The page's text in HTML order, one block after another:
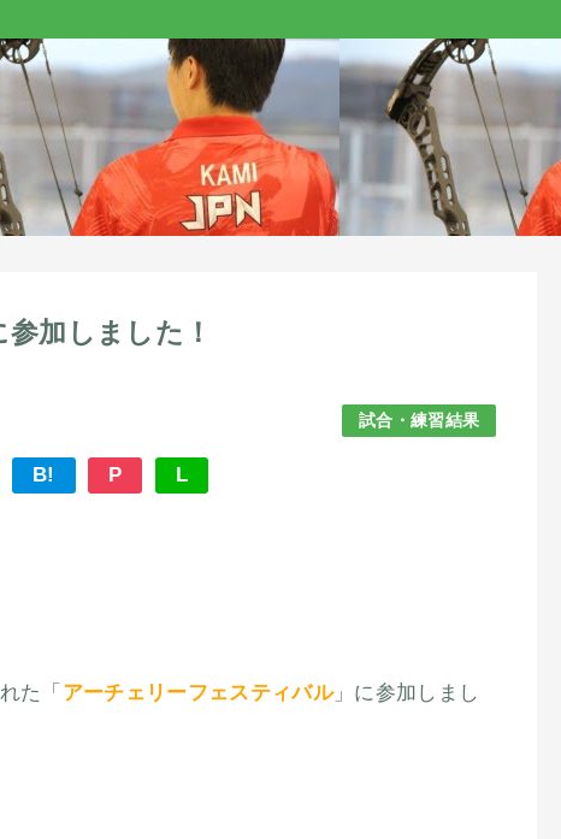
加しました！
試合・練習結果
B! P L
た「 アーチェリーフェスティバル」に参加しまし